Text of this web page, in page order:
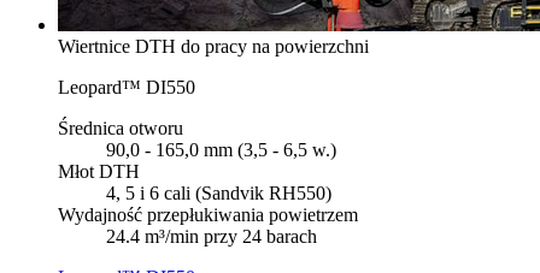
Wiertnice DTH do pracy na powierzchni
Leopard™ DI550
Średnica otworu
90,0 - 165,0 mm (3,5 - 6,5 w.)
Młot DTH
4, 5 i 6 cali (Sandvik RH550)
Wydajność przepłukiwania powietrzem
24.4 m³/min przy 24 barach